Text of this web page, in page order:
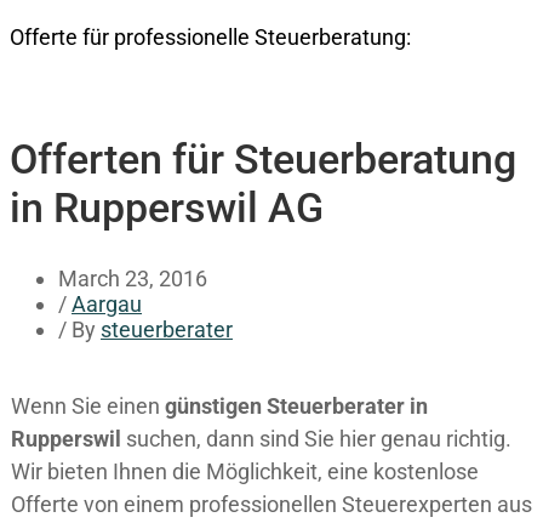
Offerte für professionelle Steuerberatung:
Offerten für Steuerberatung
in Rupperswil AG
March 23, 2016
/Aargau
/ By steuerberater
Wenn Sie einen günstigen Steuerberater in
Rupperswil suchen, dann sind Sie hier genau richtig.
Wir bieten Ihnen die Möglichkeit, eine kostenlose
Offerte von einem professionellen Steuerexperten aus